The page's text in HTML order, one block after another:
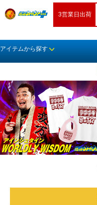
3営業日出荷
アイテムから探す